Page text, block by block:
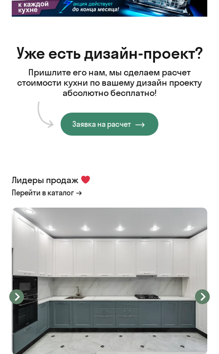
Уже есть дизайн-проект?
Пришлите его нам, мы сделаем расчет
стоимости кухни по вашему дизайн проекту
абсолютно бесплатно!
Заявка на расчет
Лидеры продаж
Перейти в каталог